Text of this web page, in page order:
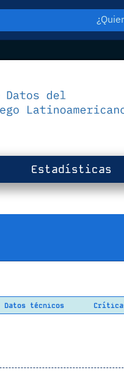
Estadísticas
Datos técnicos